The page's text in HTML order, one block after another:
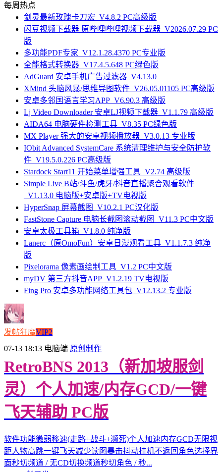
每周热点
剑灵最新玫瑰卡刀宏_V4.8.2 PC高级版
闪豆视频下载器 原哔哩哔哩视频下载器_V2026.07.29 PC
版
多功能PDF专家_V12.1.28.4370 PC专业版
全能格式转换器_V17.4.5.648 PC绿色版
AdGuard 安卓手机广告过滤器_V4.13.0
XMind 头脑风暴/思维导图软件_V26.05.01105 PC高级版
安卓多邻国语言学习APP_V6.90.3 高级版
Lj Video Downloader 安卓LJ视频下载器_V1.1.79 高级版
AIDA64 电脑硬件检测工具_V8.35 PC绿色版
MX Player 强大的安卓视频播放器_V3.0.13 专业版
IObit Advanced SystemCare 系统清理维护与安全防护软
件_V19.5.0.226 PC高级版
Stardock Start11 开始菜单增强工具_V2.74 高级版
Simple Live B站/斗鱼/虎牙/抖音直播聚合观看软件
_V1.13.0 电脑版+安卓版+TV电视版
HyperSnap 屏幕截图_V10.2.1 PC汉化版
FastStone Capture 电脑长截图滚动截图_V11.3 PC中文版
安卓太极工具箱_V1.8.0 纯净版
Lanerc（原OmoFun）安卓日漫观看工具_V1.1.7.3 纯净
版
Pixelorama 像素画绘制工具_V1.2 PC中文版
myDV 第三方抖音APP_V1.2.19 TV电视版
Fing Pro 安卓多功能网络工具包_V12.13.2 专业版
发帖狂魔VIP2
07-13 18:13 电脑端 原创制作
RetroBNS 2013（新加坡服剑
灵）个人加速/内存GCD/一键
飞天辅助 PC版
软件功能微弱移速(走路+战斗+濒死)个人加速内存GCD无限视
距人物高跳一键飞天减少读图暴击抖动挂机不返回角色选择界
面秒切频道 / 无CD切换频道秒切角色 / 秒...